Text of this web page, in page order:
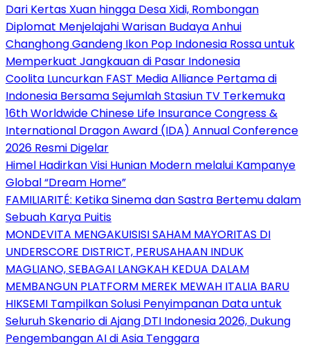
Dari Kertas Xuan hingga Desa Xidi, Rombongan
Diplomat Menjelajahi Warisan Budaya Anhui
Changhong Gandeng Ikon Pop Indonesia Rossa untuk
Memperkuat Jangkauan di Pasar Indonesia
Coolita Luncurkan FAST Media Alliance Pertama di
Indonesia Bersama Sejumlah Stasiun TV Terkemuka
16th Worldwide Chinese Life Insurance Congress &
International Dragon Award (IDA) Annual Conference
2026 Resmi Digelar
Himel Hadirkan Visi Hunian Modern melalui Kampanye
Global “Dream Home”
FAMILIARITÉ: Ketika Sinema dan Sastra Bertemu dalam
Sebuah Karya Puitis
MONDEVITA MENGAKUISISI SAHAM MAYORITAS DI
UNDERSCORE DISTRICT, PERUSAHAAN INDUK
MAGLIANO, SEBAGAI LANGKAH KEDUA DALAM
MEMBANGUN PLATFORM MEREK MEWAH ITALIA BARU
HIKSEMI Tampilkan Solusi Penyimpanan Data untuk
Seluruh Skenario di Ajang DTI Indonesia 2026, Dukung
Pengembangan AI di Asia Tenggara